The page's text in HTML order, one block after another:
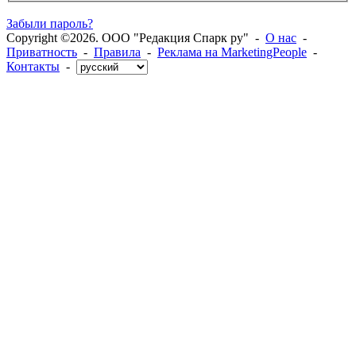
Забыли пароль?
Copyright ©2026. ООО "Редакция Спарк ру" - О нас -
Приватность - Правила - Реклама на MarketingPeople -
Контакты -